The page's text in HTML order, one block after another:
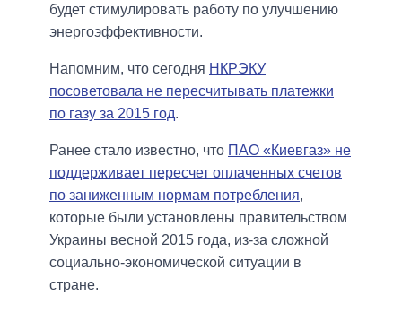
будет стимулировать работу по улучшению
энергоэффективности.
Напомним, что сегодня НКРЭКУ
посоветовала не пересчитывать платежки
по газу за 2015 год.
Ранее стало известно, что ПАО «Киевгаз» не
поддерживает пересчет оплаченных счетов
по заниженным нормам потребления,
которые были установлены правительством
Украины весной 2015 года, из-за сложной
социально-экономической ситуации в
стране.